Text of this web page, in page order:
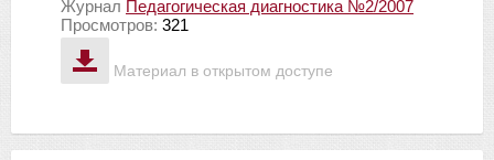
Материал в открытом доступе
Журнал Педагогическая диагностика №2/2007
Просмотров: 321